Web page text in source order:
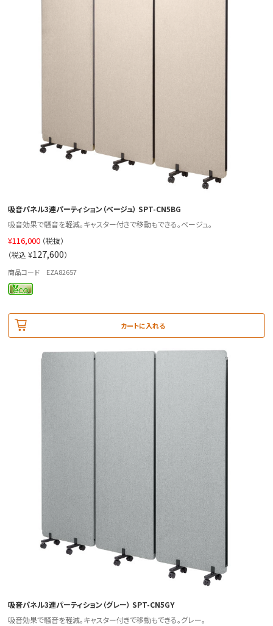
吸音パネル3連パーティション（ベージュ） SPT-CN5BG
吸音効果で騒音を軽減。キャスター付きで移動もできる。ベージュ。
¥116,000 （税抜）
（税込 ¥127,600）
商品コード EZA82657
カートに入れる
吸音パネル3連パーティション（グレー） SPT-CN5GY
吸音効果で騒音を軽減。キャスター付きで移動もできる。グレー。